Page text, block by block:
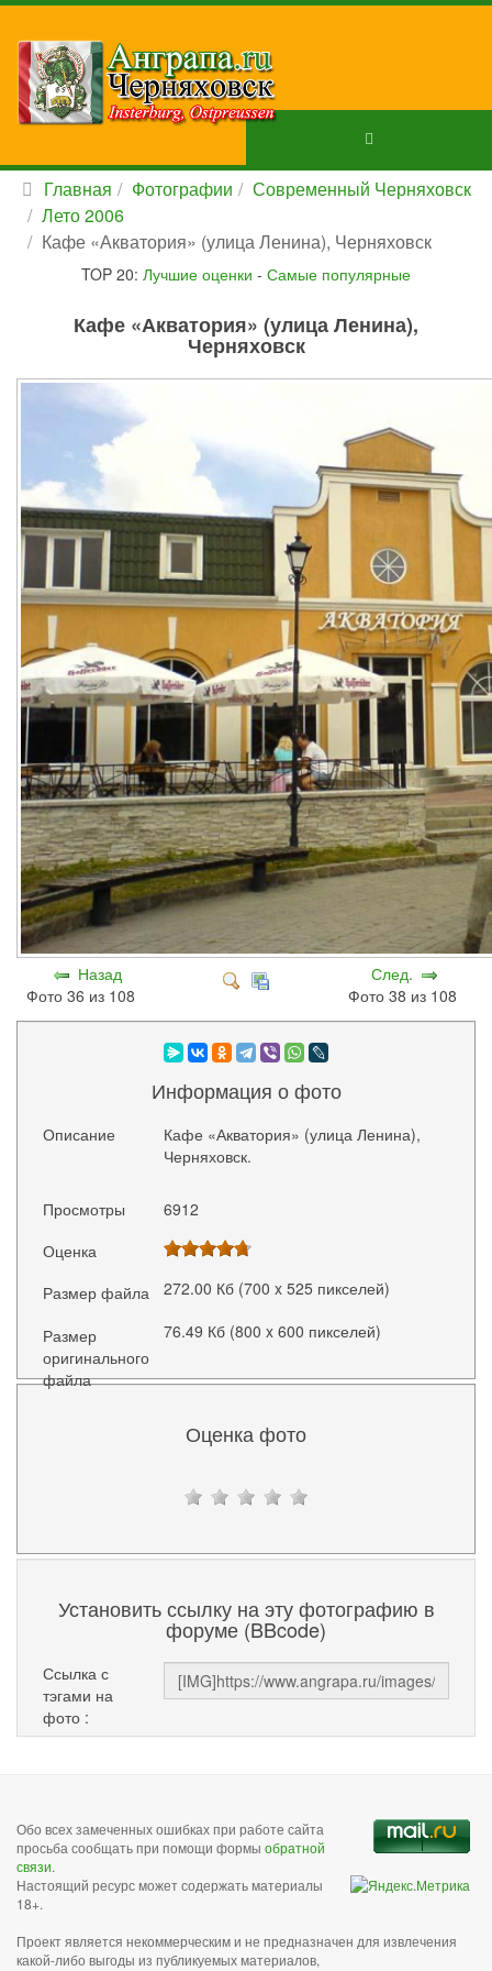
Главная Фотографии
Современный Черняховск
Лето 2006
Кафе «Акватория» (улица Ленина), Черняховск
TOP 20: Лучшие оценки - Самые популярные
Кафе «Акватория» (улица Ленина),
Черняховск
Назад
Фото 36 из 108
След.
Фото 38 из 108
Информация о фото
Описание
Кафе «Акватория» (улица Ленина),
Черняховск.
Просмотры
6912
Оценка
Размер файла
272.00 Кб (700 x 525 пикселей)
Размер
оригинального
файла
76.49 Кб (800 x 600 пикселей)
Оценка фото
Установить ссылку на эту фотографию в
форуме (BBcode)
Ссылка с
тэгами на
фото :
Обо всех замеченных ошибках при работе сайта
просьба сообщать при помощи формы обратной
связи.
Настоящий ресурс может содержать материалы
18+.
Проект является некоммерческим и не предназначен для извлечения
какой-либо выгоды из публикуемых материалов,